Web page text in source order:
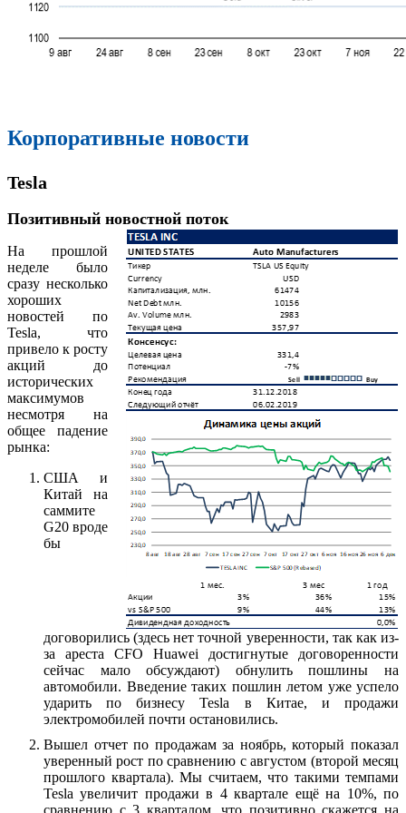
Корпоративные новости
Tesla
Позитивный новостной поток
На прошлой
неделе было
сразу несколько
хороших
новостей по
Tesla, что
привело к росту
акций до
исторических
максимумов
несмотря на
общее падение
рынка:
США и
Китай на
саммите
G20 вроде
бы
договорились (здесь нет точной уверенности, так как из-
за ареста CFO Huawei достигнутые договоренности
сейчас мало обсуждают) обнулить пошлины на
автомобили. Введение таких пошлин летом уже успело
ударить по бизнесу Tesla в Китае, и продажи
электромобилей почти остановились.
Вышел отчет по продажам за ноябрь, который показал
уверенный рост по сравнению с августом (второй месяц
прошлого квартала). Мы считаем, что такими темпами
Tesla увеличит продажи в 4 квартале ещё на 10%, по
сравнению с 3 кварталом, что позитивно скажется на